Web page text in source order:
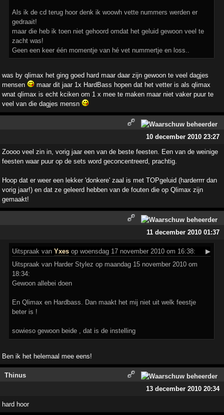
Als ik de cd terug hoor denk ik woowh vette nummers werden er
gedraait!
maar die heb ik toen niet gehoord omdat het geluid gewoon veel te
zacht was!
Geen een keer één momentje van hé vet nummertje en loss..
was by qlimax het ging goed hard maar daar zijn gewoon te veel dagjes
mensen
maar dit jaar 1x HardBass hopen dat het vetter is als qlimax
wnat qlimax is echt kciken om 1 x mee te maken maar niet vaker puur te
veel van die dagjes mensn
10 december 2010 23:27
Zoooo veel zin in, vorig jaar een van de beste feesten. Een van de weinige
feesten waar puur op de sets word geconcentreerd, prachtig.
Hoop dat er weer een lekker 'donkere' zaal is met TOPgeluid (harderrrr dan
vorig jaar!) en dat ze geleerd hebben van de fouten die op Qlimax zijn
gemaakt!
11 december 2010 01:37
Uitspraak vanYxes op woensdag 17 november 2010 om 16:38:
▶
Uitspraak van Harder Stylez op maandag 15 november 2010 om
18:34:
Gewoon allebei doen
En Qlimax en Hardbass. Dan maakt het mij niet uit welk feestje
beter is !
sowieso gewoon beide , dat is de instelling
Ben ik het helemaal mee eens!
Thinus
13 december 2010 20:34
hard hoor